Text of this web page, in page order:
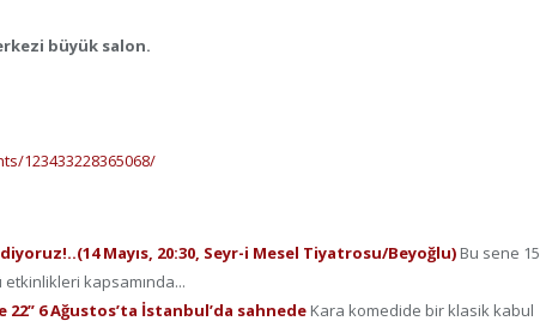
büyük salon.
123433228365068/
Mayıs, 20:30, Seyr-i Mesel Tiyatrosu/Beyoğlu) Bu sene 15
kapsamında...
22” 6 Ağustos’ta İstanbul’da sahnede Kara komedide bir klasik kabul